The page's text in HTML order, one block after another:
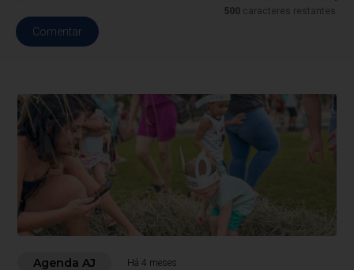
500caracteres restantes.
Comentar
Agenda AJ Há 4 meses